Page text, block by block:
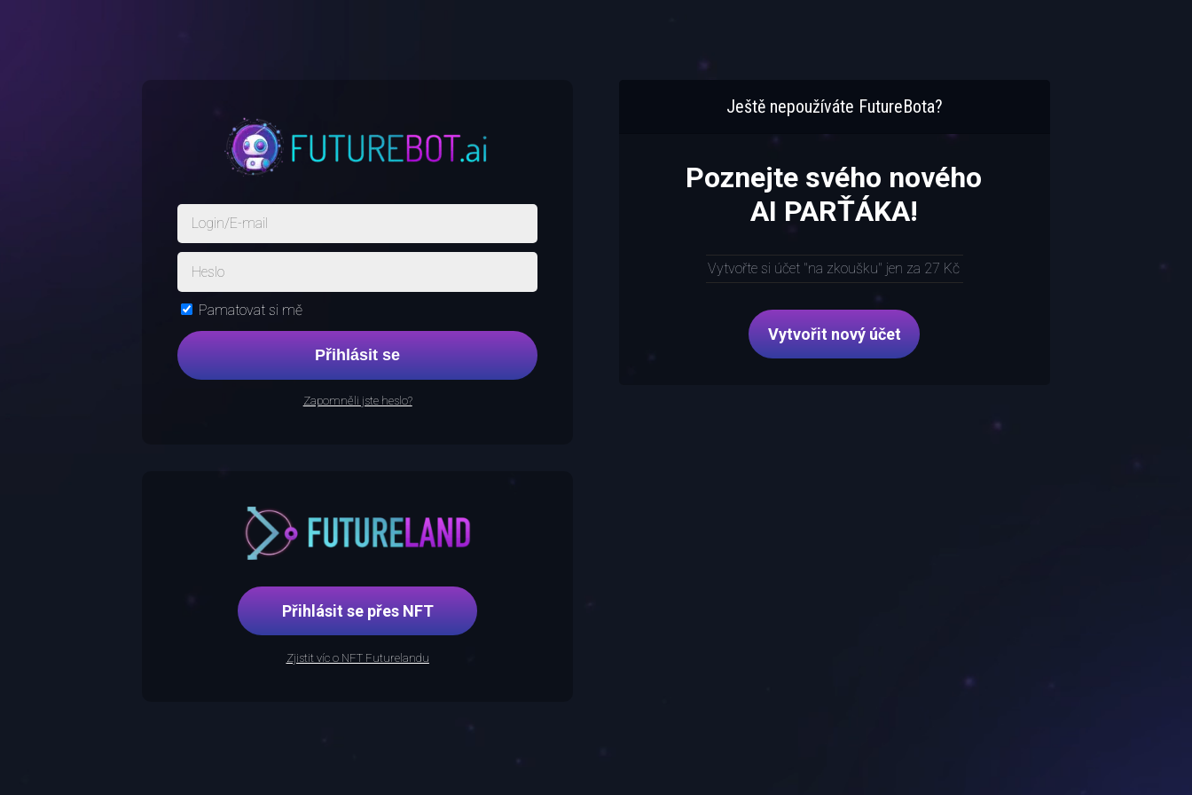
Pamatovat si mě
Přihlásit se
Zapomněli jste heslo?
Přihlásit se přes NFT
Zjistit víc o NFT Futurelandu
Ještě nepoužíváte FutureBota?
Poznejte svého nového
AI PARŤÁKA!
Vytvořte si účet "na zkoušku" jen za 27 Kč
Vytvořit nový účet